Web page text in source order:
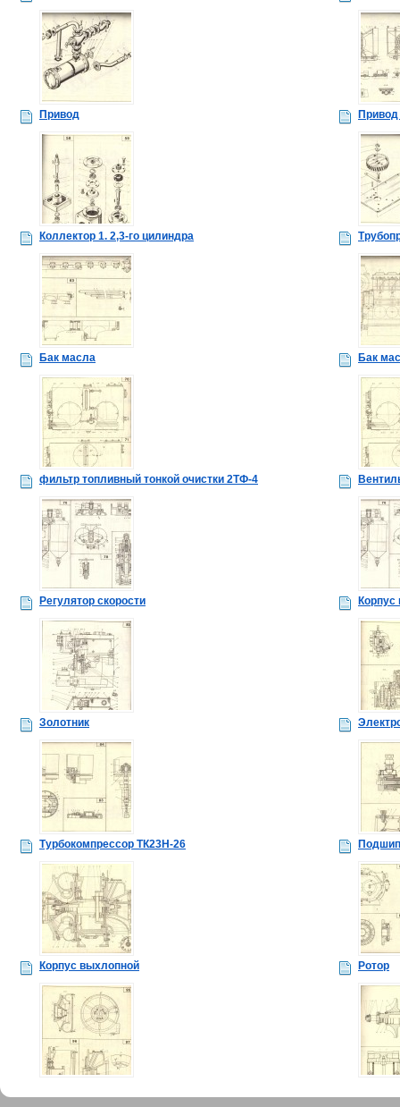
Привод
Коллектор 1. 2,3-го цилиндра
Бак масла Бак
фильтр топливный тонкой очистки 2ТФ-4
Регулятор скорости Корпус
Золотник
Турбокомпрессор ТК23Н-26
Корпус выхлопной Ротор